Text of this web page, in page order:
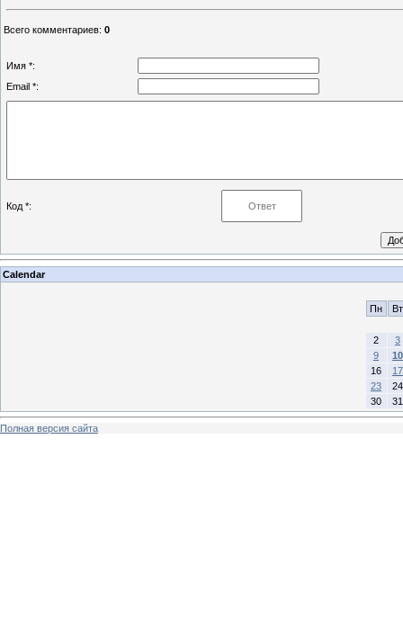
Всего комментариев: 0
Имя *:
Email *:
Код *:
Calendar
Пн Вт
2
3
9
10
16
17
23
24
30
31
Полная версия сайта